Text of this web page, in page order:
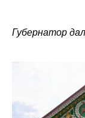
Губернатор